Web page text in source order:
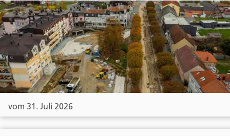
vom 31. Juli 2026